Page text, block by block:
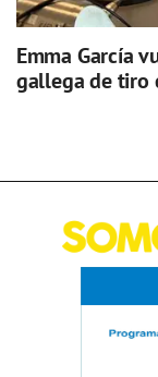
Emma García
gallega de tiro